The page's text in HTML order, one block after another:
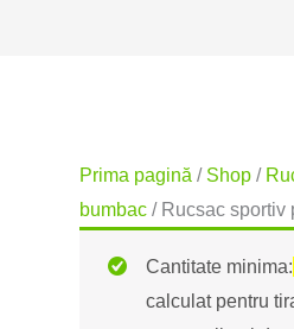
Prima pagină / Shop /
bumbac / Rucsac sportiv
Cantitate minima:
calculat pentru